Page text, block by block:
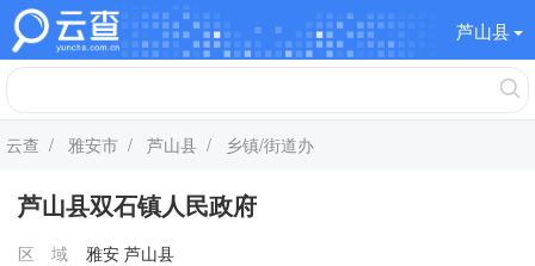
芦山县
云查 / 雅安市 / 芦山县 / 乡镇/街道办
芦山县双石镇人民政府
区 域 雅安 芦山县